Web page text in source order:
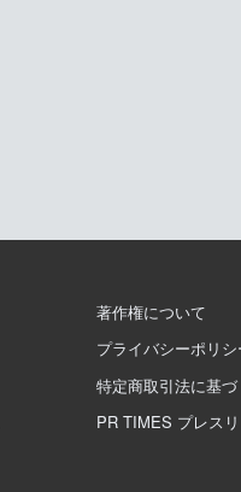
著作権について
プライバシーポリ
特定商取引法に基
PR TIMES プレス